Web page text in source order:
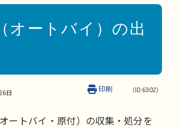
オートバイ）の出
日 （ID:6302）
印刷
ートバイ・原付）の収集・処分を